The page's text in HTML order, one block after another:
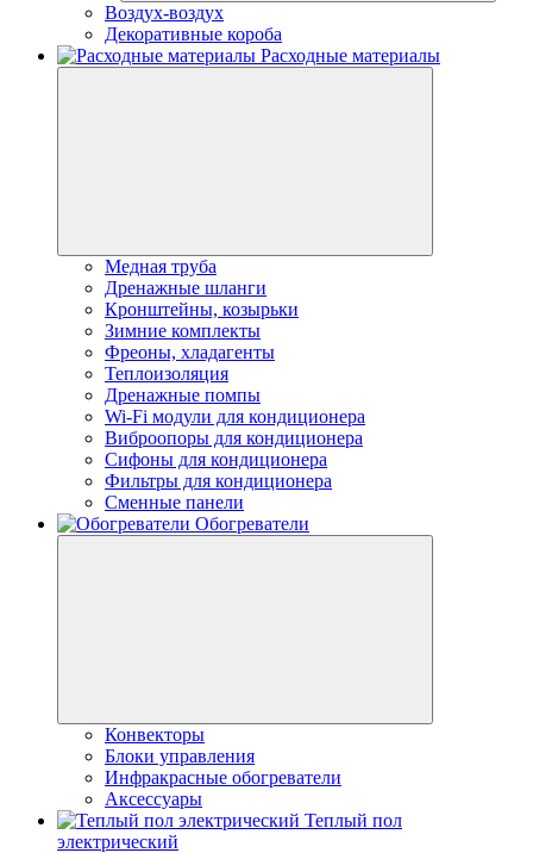
Воздух-воздух
Декоративные короба
Расходные материалы
Медная труба
Дренажные шланги
Кронштейны, козырьки
Зимние комплекты
Фреоны, хладагенты
Теплоизоляция
Дренажные помпы
Wi-Fi модули для кондиционера
Виброопоры для кондиционера
Сифоны для кондиционера
Фильтры для кондиционера
Сменные панели
Обогреватели
Конвекторы
Блоки управления
Инфракрасные обогреватели
Аксессуары
Теплый пол
электрический